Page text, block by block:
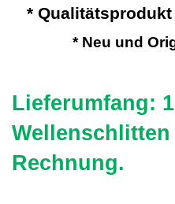
*
* Neu und
Lieferumfang:
Rechnung.